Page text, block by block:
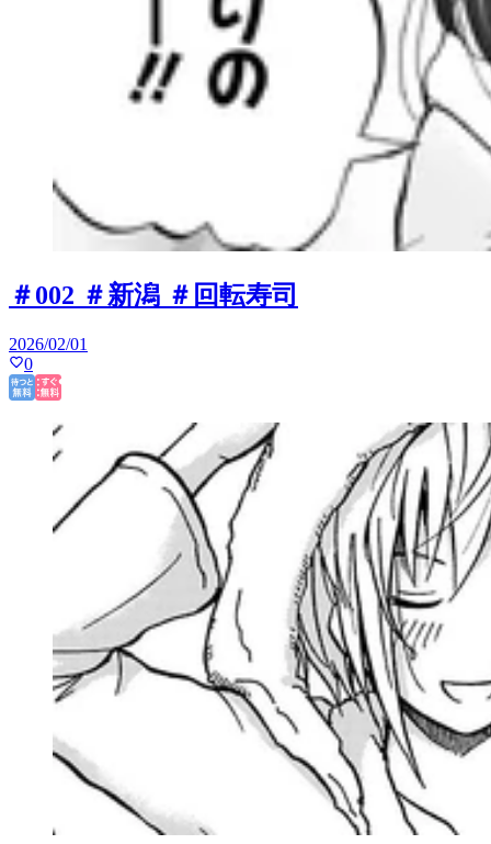
＃002 ＃新潟 ＃回転寿司
2026/02/01
0